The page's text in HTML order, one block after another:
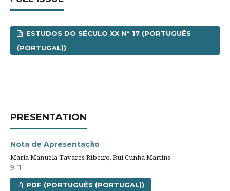
ESTUDOS DO SÉCULO XX Nº 17 (PORTUGUÊS
(PORTUGAL))
PRESENTATION
Nota de Apresentação
Maria Manuela Tavares Ribeiro, Rui Cunha Martins
9-11
PDF (PORTUGUÊS (PORTUGAL))